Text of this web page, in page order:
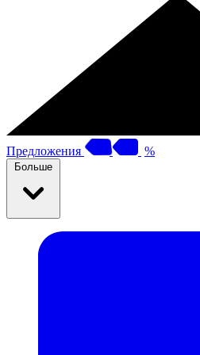
Предложения %
Больше